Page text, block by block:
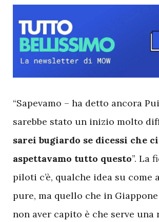
“Sapevamo – ha detto ancora
sarebbe stato un inizio molto
sarei bugiardo se dicessi che ci
aspettavamo tutto questo”. La
piloti c’è, qualche idea su come
pure, ma quello che in
non aver capito è che serve una